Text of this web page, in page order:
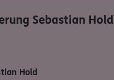
Sebastian Hold
Hold